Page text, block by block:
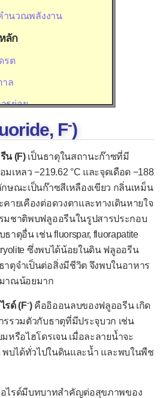
ำนวณพลังงาน
ลัก
รต
ล
รย่อย
ำเป็น
fiber)
จำเป็น
รรมชาติ
Tocopherol)
2(Riboflavin)
F-)
น (F)เป็นธาตุในสถานะก๊าซที่มี
มเหลว −219.62 °C และจุดเดือด −188
กษณะเป็นก๊าซสีเหลืองเขียว กลิ่นเหม็น
คายเคืองต่อดวงตาและทางเดินหายใจ
มชาติพบฟลูออรีนในรูปสารประกอบ
ธาตุอื่น เช่น fluorspar, fluorapatite
ซึ่งพบได้น้อยในดิน ฟลูออรีน
าตุจำเป็นต่อสิ่งมีชีวิต จึงพบในอาหาร
าณน้อยมาก
รด์ (F-)คืออิออนลบของฟลูออรีน เกิด
รรวมตัวกับธาตุที่มีประจุบวก เช่น
มหรือไฮโดรเจน เมื่อละลายน้ำจะ
พบได้ทั่วไปในดินและน้ำ และพบในพืช
ไรด์มีบทบาทสำคัญต่อสุขภาพของ